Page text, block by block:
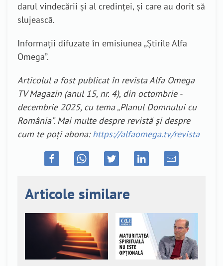
darul vindecării și al credinței, și care au dorit să
slujească.
Informații difuzate în emisiunea „Știrile Alfa
Omega”.
Articolul a fost publicat în revista Alfa Omega
TV Magazin (anul 15, nr. 4), din octombrie -
decembrie 2025, cu tema „Planul Domnului cu
România”. Mai multe despre revistă și despre
cum te poți abona:https://alfaomega.tv/revista
Articole similare